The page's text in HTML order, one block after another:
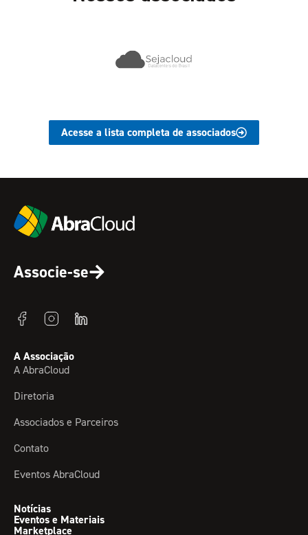
Acesse a lista completa de associados
Associe-se
A Associação
A AbraCloud
Diretoria
Associados e Parceiros
Contato
Eventos AbraCloud
Notícias
Eventos e Materiais
Marketplace